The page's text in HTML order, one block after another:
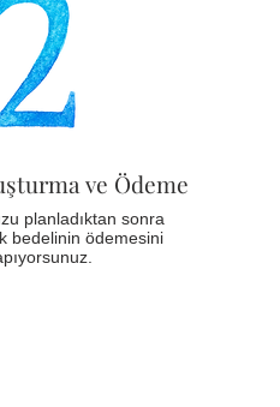
ve Ödeme
planladıktan sonra
bedelinin ödemesini